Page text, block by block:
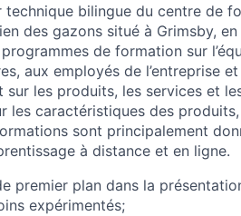
technique bilingue du centre de
des gazons situé à Grimsby,
de formation sur
aux employés de l’entreprise
les produits, les services et
les caractéristiques des
sont principalement
à distance et en ligne.
premier plan dans la
expérimentés;